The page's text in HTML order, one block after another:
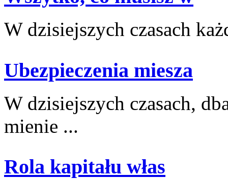
W ‍dzisiejszych czasach
Ubezpieczenia miesza
W dzisiejszych czasach,‌
mienie ...
Rola kapitału włas